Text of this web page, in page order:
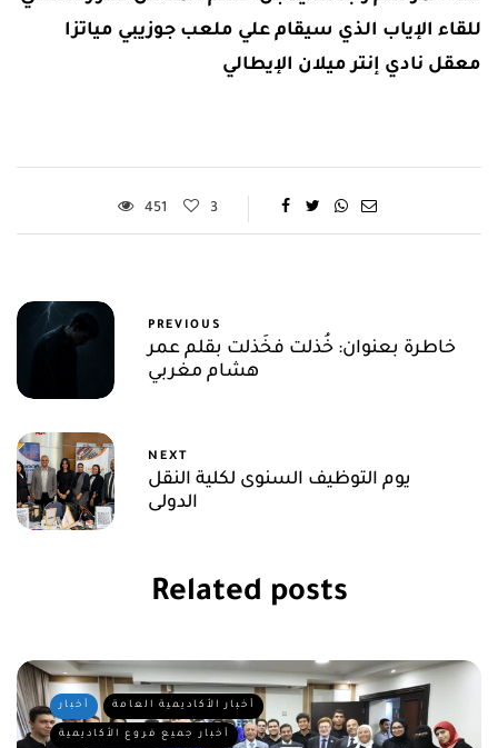
للقاء الإياب الذي سيقام علي ملعب جوزيبي مياتزا
معقل نادي إنتر ميلان الإيطالي
451 3
PREVIOUS
خاطرة بعنوان: خُذلت فخَذلت بقلم عمر
هشام مغربي
NEXT
يوم التوظيف السنوى لكلية النقل
الدولى
Related posts
أخبار أخبار الأكاديمية العامة
أخبار جميع فروع الأكاديمية